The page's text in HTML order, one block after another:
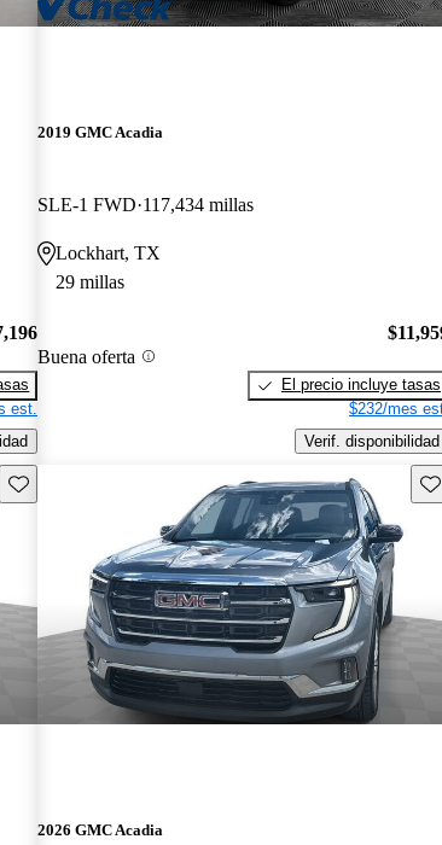
est.
2019 GMC Acadia
SLE-1 FWD 117,434 millas
Lockhart, TX
29 millas
Buena oferta
El precio incluye tasas
$232/mes
Verif. disponibilidad
Guarda este Aviso
2026 GMC Acadia